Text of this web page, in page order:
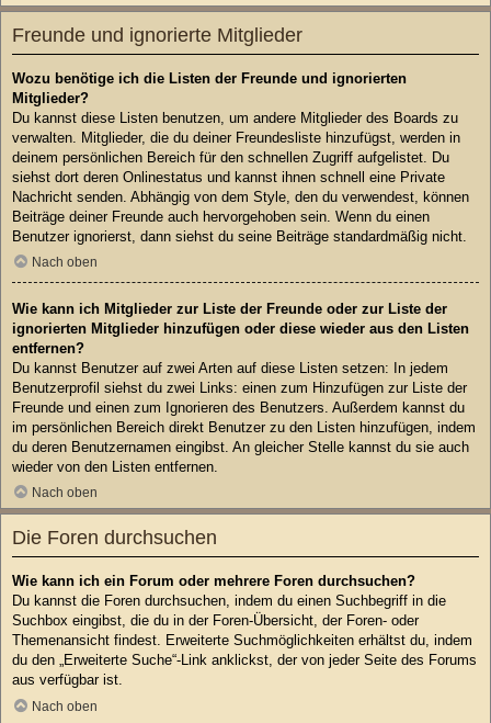
Freunde und ignorierte Mitglieder
Wozu benötige ich die Listen der Freunde und ignorierten
Mitglieder?
Du kannst diese Listen benutzen, um andere Mitglieder des Boards zu
verwalten. Mitglieder, die du deiner Freundesliste hinzufügst, werden in
deinem persönlichen Bereich für den schnellen Zugriff aufgelistet. Du
siehst dort deren Onlinestatus und kannst ihnen schnell eine Private
Nachricht senden. Abhängig von dem Style, den du verwendest, können
Beiträge deiner Freunde auch hervorgehoben sein. Wenn du einen
Benutzer ignorierst, dann siehst du seine Beiträge standardmäßig nicht.
Nach oben
Wie kann ich Mitglieder zur Liste der Freunde oder zur Liste der
ignorierten Mitglieder hinzufügen oder diese wieder aus den Listen
entfernen?
Du kannst Benutzer auf zwei Arten auf diese Listen setzen: In jedem
Benutzerprofil siehst du zwei Links: einen zum Hinzufügen zur Liste der
Freunde und einen zum Ignorieren des Benutzers. Außerdem kannst du
im persönlichen Bereich direkt Benutzer zu den Listen hinzufügen, indem
du deren Benutzernamen eingibst. An gleicher Stelle kannst du sie auch
wieder von den Listen entfernen.
Nach oben
Die Foren durchsuchen
Wie kann ich ein Forum oder mehrere Foren durchsuchen?
Du kannst die Foren durchsuchen, indem du einen Suchbegriff in die
Suchbox eingibst, die du in der Foren-Übersicht, der Foren- oder
Themenansicht findest. Erweiterte Suchmöglichkeiten erhältst du, indem
du den „Erweiterte Suche“-Link anklickst, der von jeder Seite des Forums
aus verfügbar ist.
Nach oben